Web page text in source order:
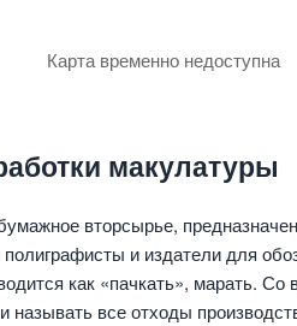
Карта временно недоступна
макулатуры
вторсырье,
и издатели для
как «пачкать», марать.
все отходы